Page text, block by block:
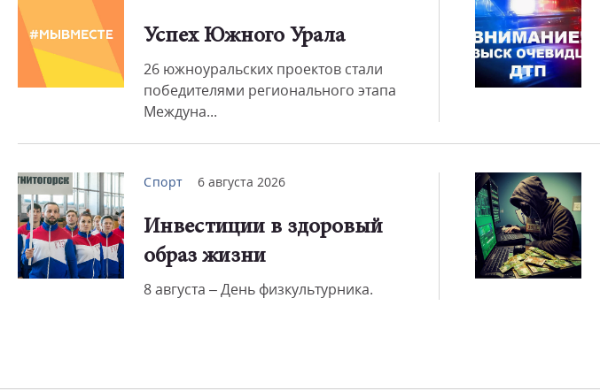
Успех Южного Урала
26 южноуральских проектов стали
победителями регионального этапа
Междуна...
Спорт 6 августа 2026
Инвестиции в здоровый
образ жизни
8 августа – День физкультурника.